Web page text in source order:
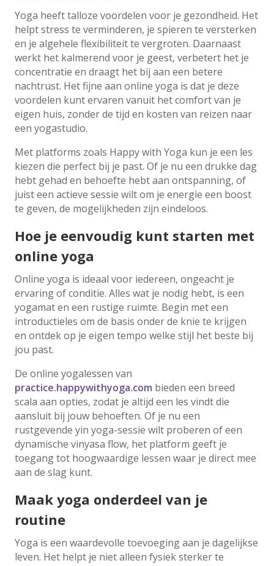
Yoga heeft talloze voordelen voor je gezondheid. Het
helpt stress te verminderen, je spieren te versterken
en je algehele flexibiliteit te vergroten. Daarnaast
werkt het kalmerend voor je geest, verbetert het je
concentratie en draagt het bij aan een betere
nachtrust. Het fijne aan online yoga is dat je deze
voordelen kunt ervaren vanuit het comfort van je
eigen huis, zonder de tijd en kosten van reizen naar
een yogastudio.
Met platforms zoals Happy with Yoga kun je een les
kiezen die perfect bij je past. Of je nu een drukke dag
hebt gehad en behoefte hebt aan ontspanning, of
juist een actieve sessie wilt om je energie een boost
te geven, de mogelijkheden zijn eindeloos.
Hoe je eenvoudig kunt starten met
online yoga
Online yoga is ideaal voor iedereen, ongeacht je
ervaring of conditie. Alles wat je nodig hebt, is een
yogamat en een rustige ruimte. Begin met een
introductieles om de basis onder de knie te krijgen
en ontdek op je eigen tempo welke stijl het beste bij
jou past.
De online yogalessen van
practice.happywithyoga.com bieden een breed
scala aan opties, zodat je altijd een les vindt die
aansluit bij jouw behoeften. Of je nu een
rustgevende yin yoga-sessie wilt proberen of een
dynamische vinyasa flow, het platform geeft je
toegang tot hoogwaardige lessen waar je direct mee
aan de slag kunt.
Maak yoga onderdeel van je
routine
Yoga is een waardevolle toevoeging aan je dagelijkse
leven. Het helpt je niet alleen fysiek sterker te